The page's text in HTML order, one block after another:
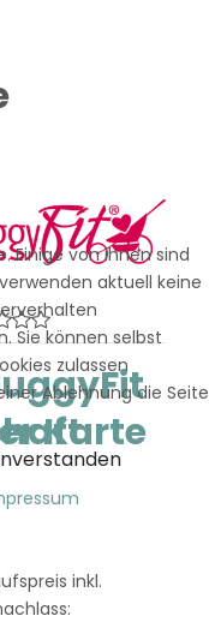
Karte
für die Gebiete
inkl.
Einige von ihnen sind
aktuell keine
Sie können selbst
zulassen
Ablehnung die Seite